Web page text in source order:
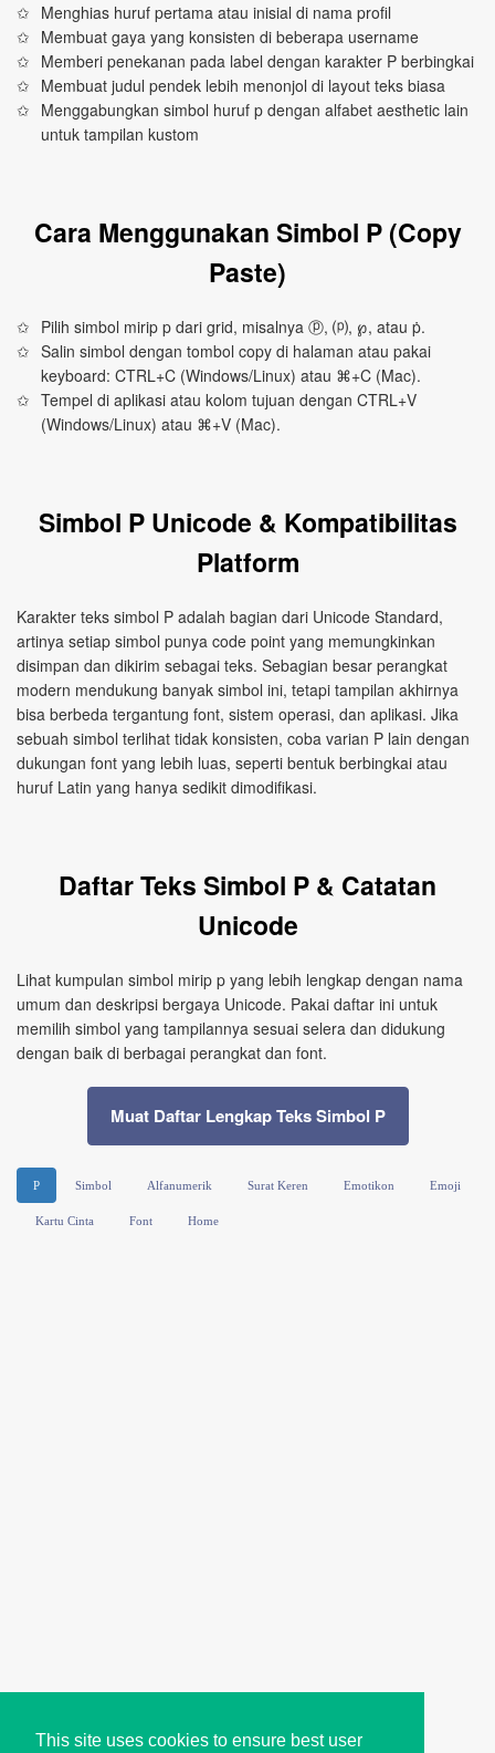
This site uses cookies to ensure best user
Menghias huruf pertama atau inisial di nama profil
Membuat gaya yang konsisten di beberapa username
Memberi penekanan pada label dengan karakter P berbingkai
Membuat judul pendek lebih menonjol di layout teks biasa
Menggabungkan simbol huruf p dengan alfabet aesthetic lain
untuk tampilan kustom
Cara Menggunakan Simbol P (Copy
Paste)
Pilih simbol mirip p dari grid, misalnya ⓟ, ⒫, ℘, atau ṗ.
Salin simbol dengan tombol copy di halaman atau pakai
keyboard: CTRL+C (Windows/Linux) atau ⌘+C (Mac).
Tempel di aplikasi atau kolom tujuan dengan CTRL+V
(Windows/Linux) atau ⌘+V (Mac).
Simbol P Unicode & Kompatibilitas
Platform
Karakter teks simbol P adalah bagian dari Unicode Standard,
artinya setiap simbol punya code point yang memungkinkan
disimpan dan dikirim sebagai teks. Sebagian besar perangkat
modern mendukung banyak simbol ini, tetapi tampilan akhirnya
bisa berbeda tergantung font, sistem operasi, dan aplikasi. Jika
sebuah simbol terlihat tidak konsisten, coba varian P lain dengan
dukungan font yang lebih luas, seperti bentuk berbingkai atau
huruf Latin yang hanya sedikit dimodifikasi.
Daftar Teks Simbol P & Catatan
Unicode
Lihat kumpulan simbol mirip p yang lebih lengkap dengan nama
umum dan deskripsi bergaya Unicode. Pakai daftar ini untuk
memilih simbol yang tampilannya sesuai selera dan didukung
dengan baik di berbagai perangkat dan font.
Muat Daftar Lengkap Teks Simbol P
P Simbol Alfanumerik Surat Keren Emotikon Emoji
Kartu Cinta Font Home